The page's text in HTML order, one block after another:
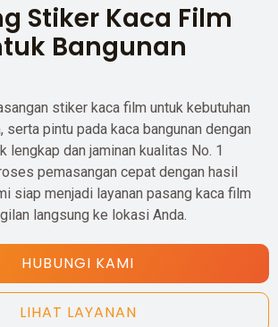
Stiker Kaca Film
Bangunan
stiker kaca film untuk kebutuhan
serta pintu pada kaca bangunan dengan
lengkap dan jaminan kualitas No. 1
pemasangan cepat dengan hasil
siap menjadi layanan pasang kaca film
langsung ke lokasi Anda.
HUBUNGI KAMI
LIHAT LAYANAN